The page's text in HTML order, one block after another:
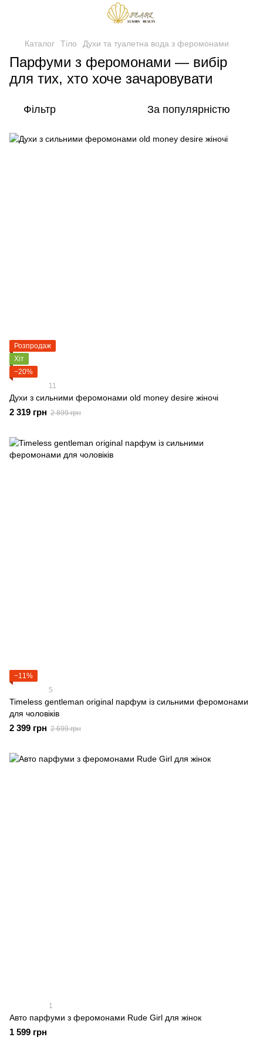
Каталог Тіло Духи та туалетна вода з феромонами
Парфуми з феромонами — вибір
для тих, хто хоче зачаровувати
Фільтр За популярністю
Розпродаж
Хіт
−20%
11
Духи з сильними феромонами old money desire жіночі
2 319 грн 2 899 грн
−11%
5
Timeless gentleman original парфум із сильними феромонами
для чоловіків
2 399 грн 2 699 грн
1
Авто парфуми з феромонами Rude Girl для жінок
1 599 грн